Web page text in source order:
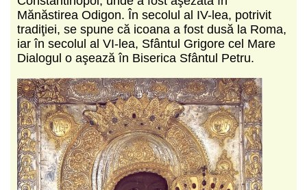
Mănăstirea Odigon. În secolul al IV-lea, potrivit
tradiţiei, se spune că icoana a fost dusă la Roma,
iar în secolul al VI-lea, Sfântul Grigore cel Mare
Dialogul o aşează în Biserica Sfântul Petru.